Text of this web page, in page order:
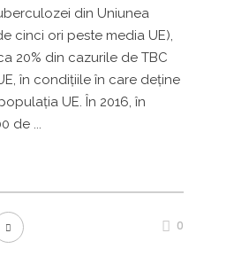
din Uniunea
cinci ori peste media UE),
20% din cazurile de TBC
în condiţiile în care deţine
UE. În 2016, în
de
0